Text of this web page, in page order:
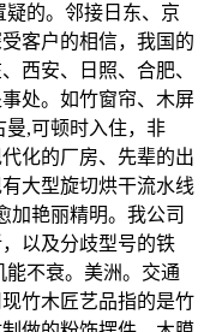
的。邻接日东、京
客户的相信，我国的
西安、日照、合肥、
处。如竹窗帘、木屏
曼,可顿时入住，非
化的厂房、先辈的出
大型旋切烘干流水线
加艳丽精明。我公司
以及分歧型号的铁
不衰。美洲。交通
竹木匠艺品指的是竹